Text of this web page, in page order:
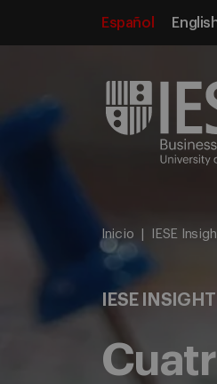
Español
Inicio IESE
IESE INSIGHT